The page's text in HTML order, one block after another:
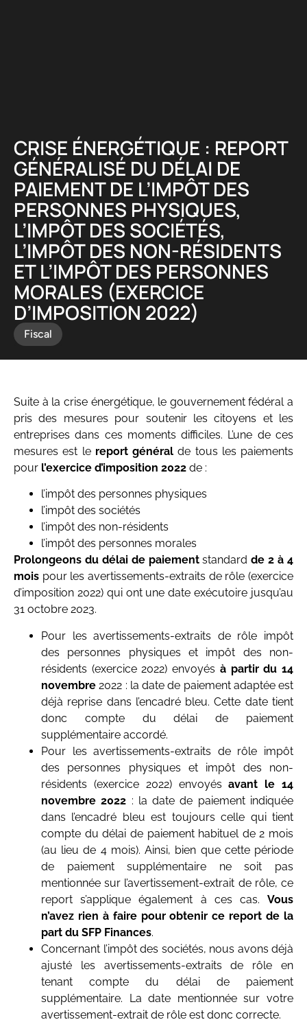
CRISE ÉNERGÉTIQUE : REPORT
GÉNÉRALISÉ DU DÉLAI DE
PAIEMENT DE L’IMPÔT DES
PERSONNES PHYSIQUES,
L’IMPÔT DES SOCIÉTÉS,
L’IMPÔT DES NON-RÉSIDENTS
ET L’IMPÔT DES PERSONNES
MORALES (EXERCICE
D’IMPOSITION 2022)
Fiscal
Suite à la crise énergétique, le gouvernement fédéral a
pris des mesures pour soutenir les citoyens et les
entreprises dans ces moments difficiles. L’une de ces
mesures est le report général de tous les paiements
pour l’exercice d’imposition 2022 de :
l’impôt des personnes physiques
l’impôt des sociétés
l’impôt des non-résidents
l’impôt des personnes morales
Prolongeons du délai de paiementstandardde 2 à 4
mois pour les avertissements-extraits de rôle (exercice
d’imposition 2022) qui ont une date exécutoire jusqu’au
31 octobre 2023.
Pour les avertissements-extraits de rôle impôt
des personnes physiques et impôt des non-
résidents (exercice 2022) envoyés à partir du 14
novembre 2022 : la date de paiement adaptée est
déjà reprise dans l’encadré bleu. Cette date tient
donc compte du délai de paiement
supplémentaire accordé.
Pour les avertissements-extraits de rôle impôt
des personnes physiques et impôt des non-
résidents (exercice 2022) envoyésavant le 14
novembre 2022 : la date de paiement indiquée
dans l’encadré bleu est toujours celle qui tient
compte du délai de paiement habituel de 2 mois
(au lieu de 4 mois). Ainsi, bien que cette période
de paiement supplémentaire ne soit pas
mentionnée sur l’avertissement-extrait de rôle, ce
report s’applique également à ces cas. Vous
n’avez rien à faire pour obtenir ce report de la
part du SFP Finances.
Concernant l’impôt des sociétés, nous avons déjà
ajusté les avertissements-extraits de rôle en
tenant compte du délai de paiement
supplémentaire. La date mentionnée sur votre
avertissement-extrait de rôle est donc correcte.